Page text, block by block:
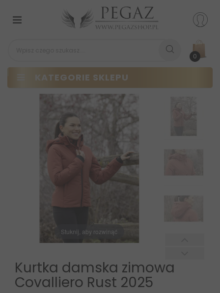
0
KATEGORIE SKLEPU
Przełącz
nawigacji
Stuknij, aby rozwinąć
Kurtka damska zimowa
Covalliero Rust 2025